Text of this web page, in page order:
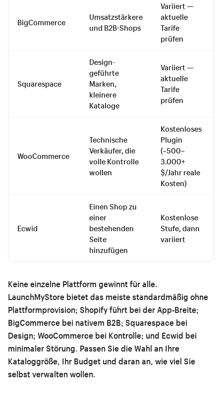
BigCommerce
Umsatzstärkere
und B2B-Shops
Variiert —
aktuelle
Tarife
prüfen
Squarespace
Design-
geführte
Marken,
kleinere
Kataloge
Variiert —
aktuelle
Tarife
prüfen
WooCommerce
Technische
Verkäufer, die
volle Kontrolle
wollen
Kostenloses
Plugin
(~500–
3.000+
$/Jahr reale
Kosten)
Ecwid
Einen Shop zu
einer
bestehenden
Seite
hinzufügen
Kostenlose
Stufe, dann
variiert
Keine einzelne Plattform gewinnt für alle.
LaunchMyStore bietet das meiste standardmäßig ohne
Plattformprovision; Shopify führt bei der App-Breite;
BigCommerce bei nativem B2B; Squarespace bei
Design; WooCommerce bei Kontrolle; und Ecwid bei
minimaler Störung. Passen Sie die Wahl an Ihre
Kataloggröße, Ihr Budget und daran an, wie viel Sie
selbst verwalten wollen.